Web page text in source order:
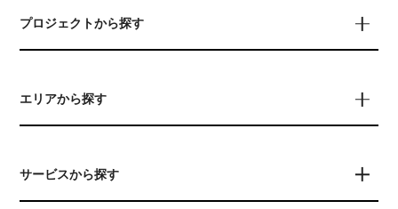
プロジェクトから探す
エリアから探す
サービスから探す